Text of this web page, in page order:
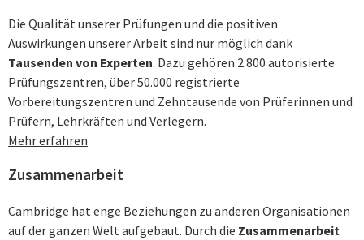
Die Qualität unserer Prüfungen und die positiven
Auswirkungen unserer Arbeit sind nur möglich dank
Tausenden von Experten. Dazu gehören 2.800 autorisierte
Prüfungszentren, über 50.000 registrierte
Vorbereitungszentren und Zehntausende von Prüferinnen und
Prüfern, Lehrkräften und Verlegern.
Mehr erfahren
Zusammenarbeit
Cambridge hat enge Beziehungen zu anderen Organisationen
auf der ganzen Welt aufgebaut. Durch die Zusammenarbeit